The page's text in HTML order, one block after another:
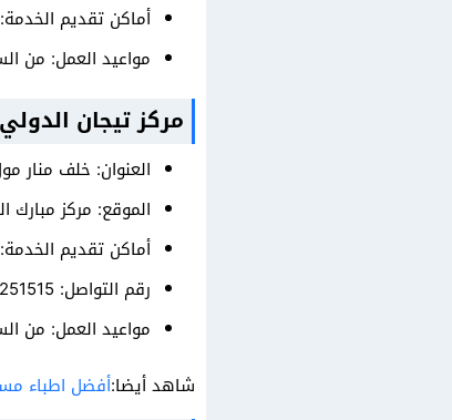
أماكن تقديم
مواعيد العمل: من السبت إلى الخميس على مدار
مركز تيجان
العنوان: خلف منار
الموقع: مركز مبارك
أماكن تقديم
رقم التواصل: 22251515.
مواعيد العمل: من السبت إلى الخميس على مدار
شاهد أيضا:أفضل اطباء